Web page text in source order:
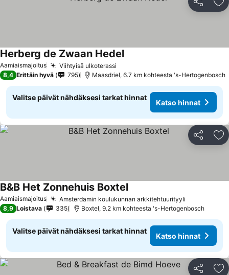
Jaa
Aamiaismajoitus Viihtyisä ulkoterassi
Herberg de Zwaan HedelKatso hinnat
8,4 Erittäin hyvä 795 Maasdriel, 6.7 km kohteesta 's-Hertogenbosch
Valitse päivät nähdäksesi tarkat hinnat
Katso hinnat
Jaa
Aamiaismajoitus Amsterdamin koulukunnan arkkitehtuurityyli
B&B Het Zonnehuis BoxtelKatso hinnat
8,9 Loistava 335 Boxtel, 9.2 km kohteesta 's-Hertogenbosch
Valitse päivät nähdäksesi tarkat hinnat
Katso hinnat
Jaa